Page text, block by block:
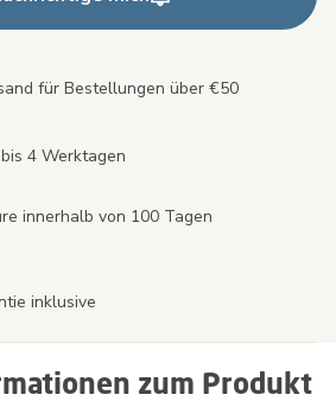
für Bestellungen über €50
4 Werktagen
innerhalb von 100 Tagen
inklusive
zum Produkt